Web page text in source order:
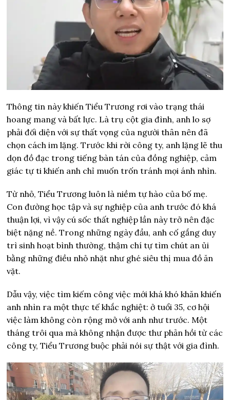
Thông tin này khiến Tiểu Trương rơi vào trạng thái
hoang mang và bất lực. Là trụ cột gia đình, anh lo sợ
phải đối diện với sự thất vọng của người thân nên đã
chọn cách im lặng. Trước khi rời công ty, anh lặng lẽ thu
dọn đồ đạc trong tiếng bàn tán của đồng nghiệp, cảm
giác tự ti khiến anh chỉ muốn trốn tránh mọi ánh nhìn.
Từ nhỏ, Tiểu Trương luôn là niềm tự hào của bố mẹ.
Con đường học tập và sự nghiệp của anh trước đó khá
thuận lợi, vì vậy cú sốc thất nghiệp lần này trở nên đặc
biệt nặng nề. Trong những ngày đầu, anh cố gắng duy
trì sinh hoạt bình thường, thậm chí tự tìm chút an ủi
bằng những điều nhỏ nhặt như ghé siêu thị mua đồ ăn
vặt.
Dẫu vậy, việc tìm kiếm công việc mới khá khó khăn khiến
anh nhìn ra một thực tế khắc nghiệt: ở tuổi 35, cơ hội
việc làm không còn rộng mở với anh như trước. Một
tháng trôi qua mà không nhận được thư phản hồi từ các
công ty, Tiểu Trương buộc phải nói sự thật với gia đình.